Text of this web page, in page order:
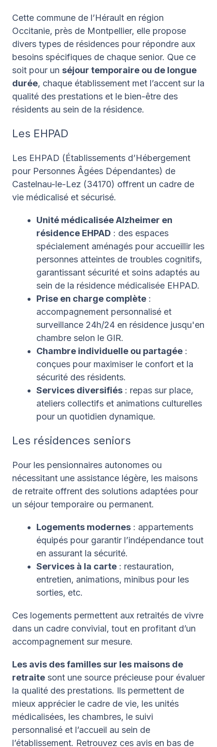
Cette commune de l’Hérault en région
Occitanie, près de Montpellier, elle propose
divers types de résidences pour répondre aux
besoins spécifiques de chaque senior. Que ce
soit pour un séjour temporaire ou de longue
durée, chaque établissement met l’accent sur la
qualité des prestations et le bien-être des
résidents au sein de la résidence.
Les EHPAD
Les EHPAD (Établissements d’Hébergement
pour Personnes Âgées Dépendantes) de
Castelnau-le-Lez (34170) offrent un cadre de
vie médicalisé et sécurisé.
Unité médicalisée Alzheimer en
résidence EHPAD : des espaces
spécialement aménagés pour accueillir les
personnes atteintes de troubles cognitifs,
garantissant sécurité et soins adaptés au
sein de la résidence médicalisée EHPAD.
Prise en charge complète :
accompagnement personnalisé et
surveillance 24h/24 en résidence jusqu'en
chambre selon le GIR.
Chambre individuelle ou partagée :
conçues pour maximiser le confort et la
sécurité des résidents.
Services diversifiés : repas sur place,
ateliers collectifs et animations culturelles
pour un quotidien dynamique.
Les résidences seniors
Pour les pensionnaires autonomes ou
nécessitant une assistance légère, les maisons
de retraite offrent des solutions adaptées pour
un séjour temporaire ou permanent.
Logements modernes : appartements
équipés pour garantir l’indépendance tout
en assurant la sécurité.
Services à la carte : restauration,
entretien, animations, minibus pour les
sorties, etc.
Ces logements permettent aux retraités de vivre
dans un cadre convivial, tout en profitant d’un
accompagnement sur mesure.
Les avis des familles sur les maisons de
retraite sont une source précieuse pour évaluer
la qualité des prestations. Ils permettent de
mieux apprécier le cadre de vie, les unités
médicalisées, les chambres, le suivi
personnalisé et l’accueil au sein de
l’établissement. Retrouvez ces avis en bas de